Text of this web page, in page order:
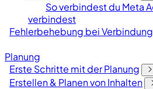
So verbindest du Meta
verbindest
Fehlerbehebung bei
Planung
Erste Schritte mit der Planung
Erstellen & Planen von Inhalten